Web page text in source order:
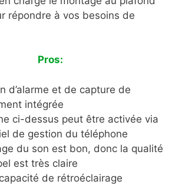
répondre à vos besoins de
Pros:
d’alarme et de capture de
intégrée
ci-dessus peut être activée via
de gestion du téléphone
du son est bon, donc la qualité
est très claire
de rétroéclairage